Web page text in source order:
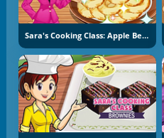
Sara's Cooking Class: Apple Beignets